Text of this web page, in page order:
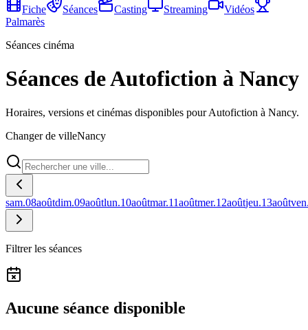
Fiche
Séances Casting Streaming
Vidéos
Palmarès
Séances cinéma
Séances de Autofiction à Nancy
Horaires, versions et cinémas disponibles pour Autofiction à Nancy.
Changer de villeNancy
sam.08aoûtdim.09aoûtlun.10aoûtmar.11aoûtmer.12aoûtjeu.13août
Filtrer les séances
Aucune séance disponible